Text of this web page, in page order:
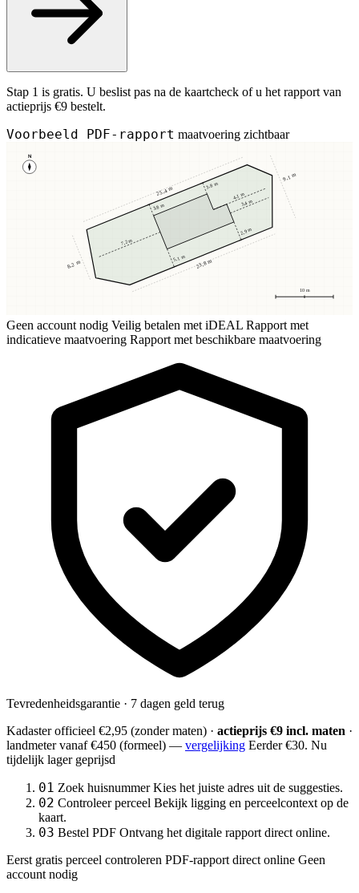
Stap 1 is gratis. U beslist pas na de kaartcheck of u het rapport van
actieprijs €9 bestelt.
Voorbeeld PDF-rapport maatvoering zichtbaar
N
10 m
3,8 m
3,8 m
5,1 m
2,9 m
7,2 m
3,4 m
4,1 m
25,4 m
23,8 m
8,2 m
9,1 m
Geen account nodig Veilig betalen met iDEAL Rapport met
indicatieve maatvoering Rapport met beschikbare maatvoering
Tevredenheidsgarantie · 7 dagen geld terug
Kadaster officieel €2,95 (zonder maten) · actieprijs €9 incl. maten ·
landmetervanaf €450 (formeel) — vergelijking Eerder €30. Nu
tijdelijk lager geprijsd
01 Zoek huisnummer Kies het juiste adres uit de suggesties.
02 Controleer perceel Bekijk ligging en perceelcontext op de
kaart.
03 Bestel PDF Ontvang het digitale rapport direct online.
Eerst gratis perceel controleren PDF-rapport direct online Geen
account nodig